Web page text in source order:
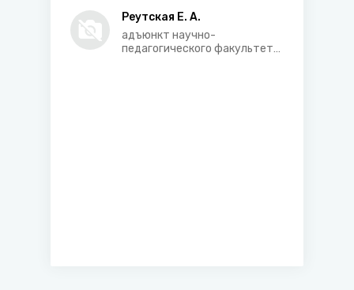
правовых санкций
Реутская Е. А.
адъюнкт научно-
педагогического факультета